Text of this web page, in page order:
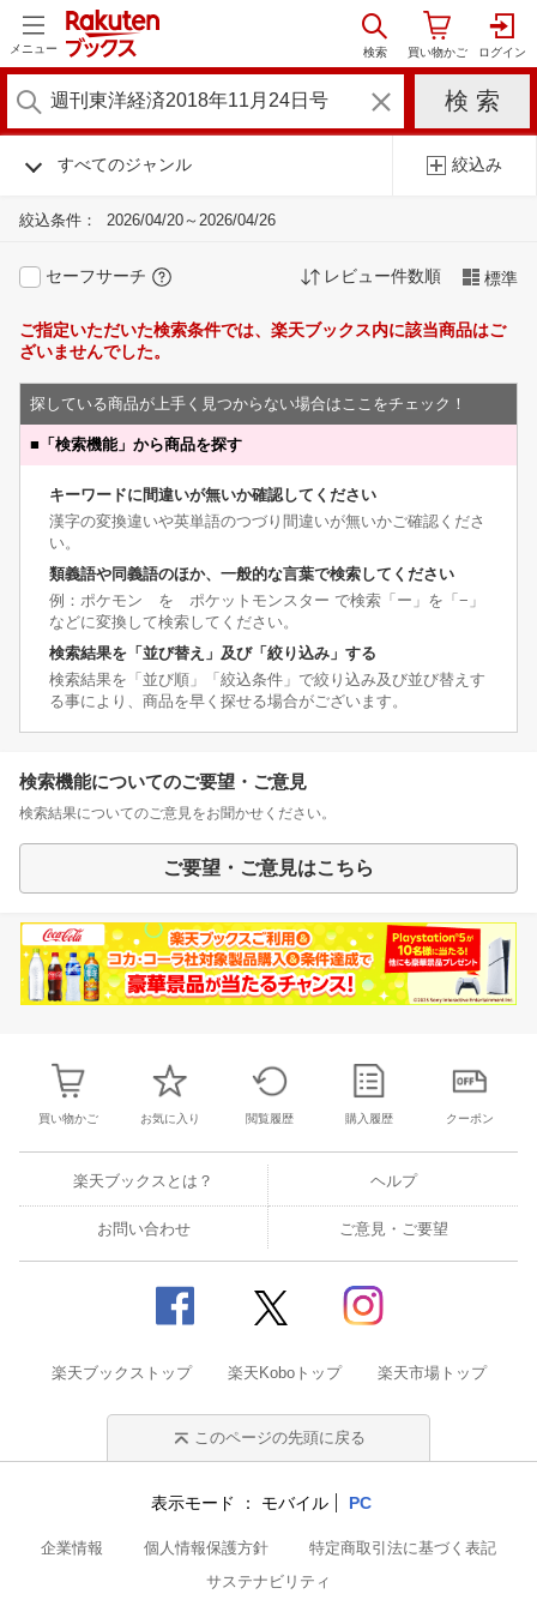
メニュー
すべてのジャンル 絞込み
絞込条件： 2026/04/20～2026/04/26
セーフサーチ レビュー件数順 標準
ご指定いただいた検索条件では、楽天ブックス内に該当商品はご
ざいませんでした。
探している商品が上手く見つからない場合はここをチェック！
■ 「検索機能」から商品を探す
キーワードに間違いが無いか確認してください
漢字の変換違いや英単語のつづり間違いが無いかご確認くださ
い。
類義語や同義語のほか、一般的な言葉で検索してください
例：ポケモン を ポケットモンスター で検索「ー」を「−」
などに変換して検索してください。
検索結果を「並び替え」及び「絞り込み」する
検索結果を「並び順」「絞込条件」で絞り込み及び並び替えす
る事により、商品を早く探せる場合がございます。
検索機能についてのご要望・ご意見
検索結果についてのご意見をお聞かせください。
ご要望・ご意見はこちら
買い物かご お気に入り 閲覧履歴 購入履歴 クーポン
楽天ブックスとは？ ヘルプ
お問い合わせ ご意見・ご要望
楽天ブックストップ 楽天Koboトップ 楽天市場トップ
このページの先頭に戻る
表示モード モバイル PC
企業情報 個人情報保護方針
特定商取引法に基づく表記
サステナビリティ